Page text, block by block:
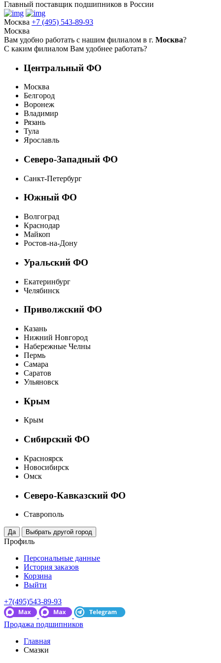
Главный поставщик подшипников в России
Москва +7 (495) 543-89-93
Москва
Вам удобно работать с нашим филиалом в г. Москва?
С каким филиалом Вам удобнее работать?
Центральный ФО
Москва
Белгород
Воронеж
Владимир
Рязань
Тула
Ярославль
Северо-Западный ФО
Санкт-Петербург
Южный ФО
Волгоград
Краснодар
Майкоп
Ростов-на-Дону
Уральский ФО
Екатеринбург
Челябинск
Приволжский ФО
Казань
Нижний Новгород
Набережные Челны
Пермь
Самара
Саратов
Ульяновск
Крым
Крым
Сибирский ФО
Красноярск
Новосибирск
Омск
Северо-Кавказский ФО
Ставрополь
Профиль
Персональные данные
История заказов
Корзина
Выйти
+7(495)543-89-93
Продажа подшипников
Главная
Смазки